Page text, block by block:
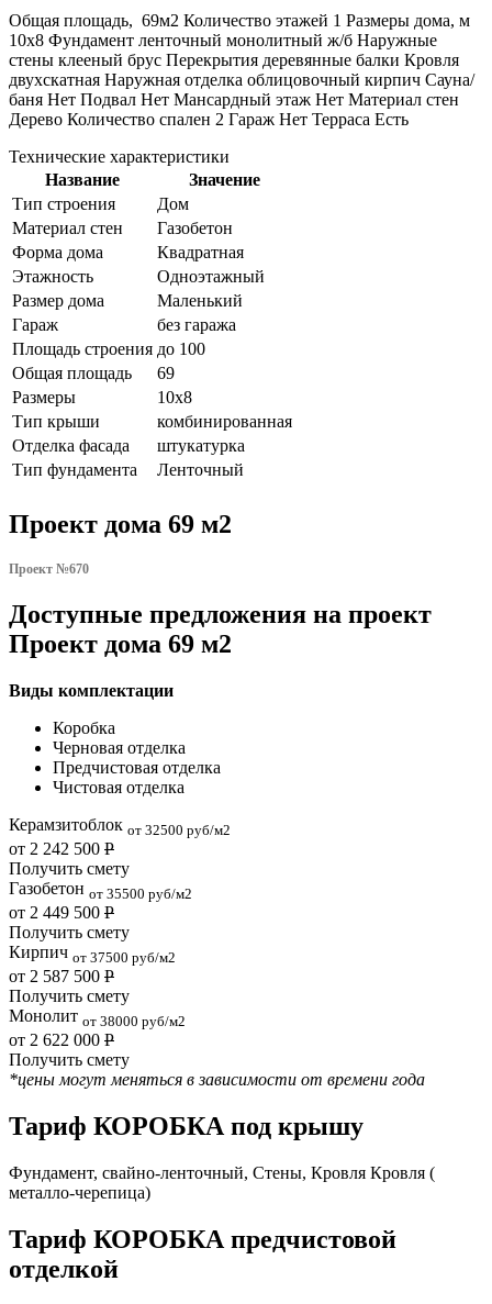
Общая площадь, 69м2 Количество этажей 1 Размеры дома, м
10х8 Фундамент ленточный монолитный ж/б Наружные
стены клееный брус Перекрытия деревянные балки Кровля
двухскатная Наружная отделка облицовочный кирпич Сауна/
баня Нет Подвал Нет Мансардный этаж Нет Материал стен
Дерево Количество спален 2 Гараж Нет Терраса Есть
Технические характеристики
Название
Значение
Тип строения
Дом
Материал стен
Газобетон
Форма дома
Квадратная
Этажность
Одноэтажный
Размер дома
Маленький
Гараж
без гаража
Площадь строения до 100
Общая площадь
69
Размеры
10х8
Тип крыши
комбинированная
Отделка фасада
штукатурка
Тип фундамента
Ленточный
Проект дома 69 м2
Проект №670
Доступные предложения на проект
Проект дома 69 м2
Виды комплектации
Коробка
Черновая отделка
Предчистовая отделка
Чистовая отделка
Керамзитоблок от 32500 руб/м2
от 2 242 500 Р
Получить смету
Газобетон от 35500 руб/м2
от 2 449 500 Р
Получить смету
Кирпич от 37500 руб/м2
от 2 587 500 Р
Получить смету
Монолит от 38000 руб/м2
от 2 622 000 Р
Получить смету
*цены могут меняться в зависимости от времени года
Тариф КОРОБКА под крышу
Фундамент, свайно-ленточный, Стены, Кровля Кровля (
металло-черепица)
Тариф КОРОБКА предчистовой
отделкой